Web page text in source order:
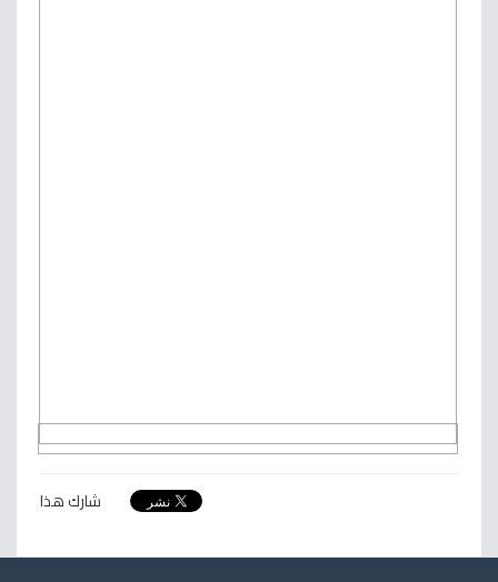
شارك هذا